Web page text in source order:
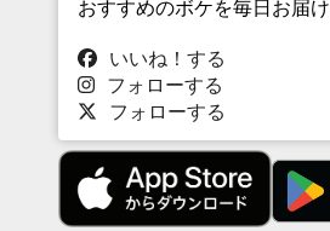
おすすめのボケを毎日お届け
いいね！する
フォローする
フォローする